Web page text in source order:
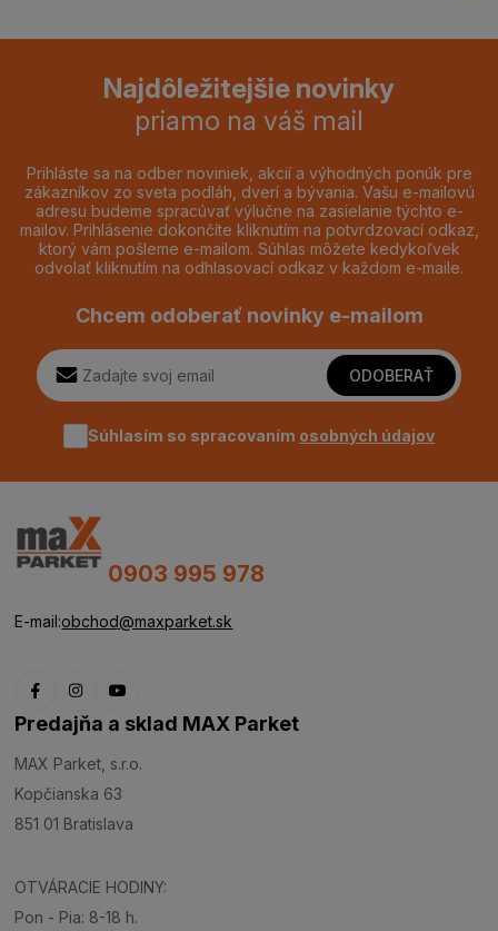
Najdôležitejšie novinky
priamo na váš mail
Prihláste sa na odber noviniek, akcií a výhodných ponúk pre
zákazníkov zo sveta podláh, dverí a bývania. Vašu e-mailovú
adresu budeme spracúvať výlučne na zasielanie týchto e-
mailov. Prihlásenie dokončíte kliknutím na potvrdzovací odkaz,
ktorý vám pošleme e-mailom. Súhlas môžete kedykoľvek
odvolať kliknutím na odhlasovací odkaz v každom e-maile.
Chcem odoberať novinky e-mailom
ODOBERAŤ
Súhlasím so spracovaním osobných údajov
0903 995 978
E-mail:obchod@maxparket.sk
Predajňa a sklad MAX Parket
MAX Parket, s.r.o.
Kopčianska 63
851 01 Bratislava
OTVÁRACIE HODINY:
Pon - Pia: 8-18 h.